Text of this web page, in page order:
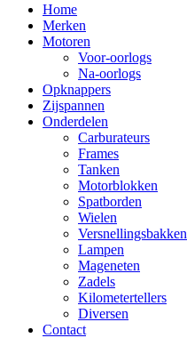
Home
Merken
Motoren
Voor-oorlogs
Na-oorlogs
Opknappers
Zijspannen
Onderdelen
Carburateurs
Frames
Tanken
Motorblokken
Spatborden
Wielen
Versnellingsbakken
Lampen
Mageneten
Zadels
Kilometertellers
Diversen
Contact